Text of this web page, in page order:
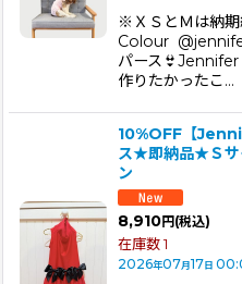
※ＸＳとＭは納
Colour
パース
作りたかったこ…
10%OFF【
ス★即納品★Ｓサ
ン
8,910円 (税込)
在庫数 1
2026年07月17日